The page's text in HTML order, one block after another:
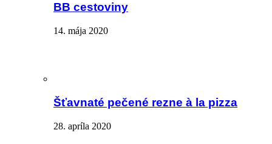
BB cestoviny
14. mája 2020
Šťavnaté pečené rezne à la pizza
28. apríla 2020